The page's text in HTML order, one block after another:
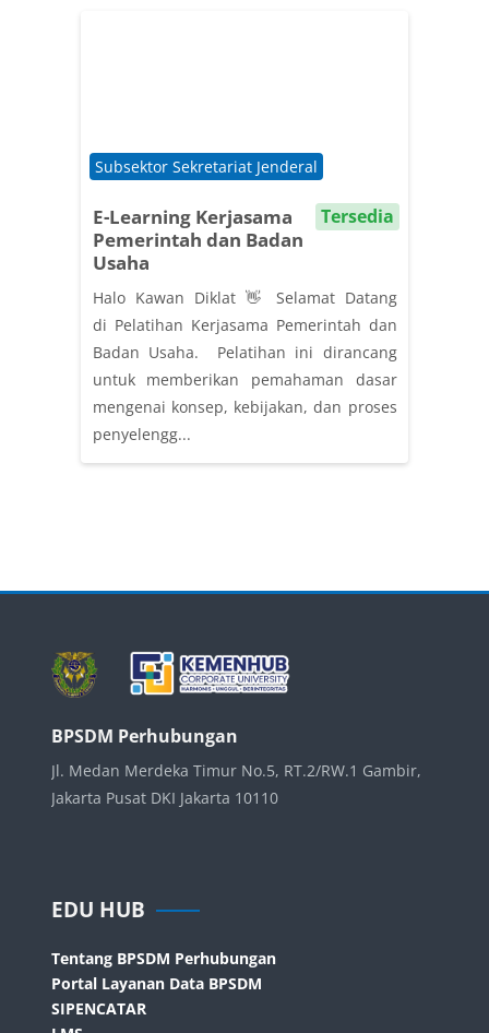
Tersedia
E-Learning Kerjasama
Pemerintah dan Badan
Usaha
Course category
Subsektor Sekretariat Jenderal
Halo Kawan Diklat 👋 Selamat Datang
di Pelatihan Kerjasama Pemerintah dan
Badan Usaha. Pelatihan ini dirancang
untuk memberikan pemahaman dasar
mengenai konsep, kebijakan, dan proses
penyelengg...
BPSDM Perhubungan
Jl. Medan Merdeka Timur No.5, RT.2/RW.1 Gambir,
Jakarta Pusat DKI Jakarta 10110
Blocks
EDU HUB
Tentang BPSDM Perhubungan
Portal Layanan Data BPSDM
SIPENCATAR